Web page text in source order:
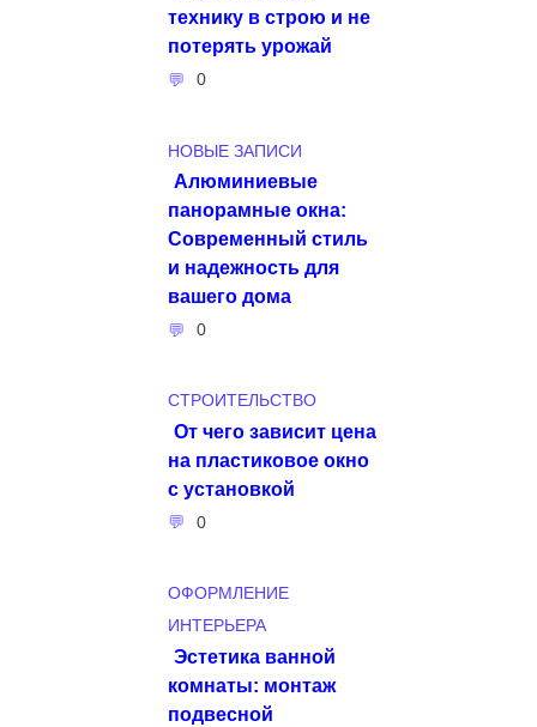
технику в строю и не
потерять урожай
0
НОВЫЕ ЗАПИСИ
Алюминиевые
панорамные окна:
Современный стиль
и надежность для
вашего дома
0
СТРОИТЕЛЬСТВО
От чего зависит цена
на пластиковое окно
с установкой
0
ОФОРМЛЕНИЕ
ИНТЕРЬЕРА
Эстетика ванной
комнаты: монтаж
подвесной